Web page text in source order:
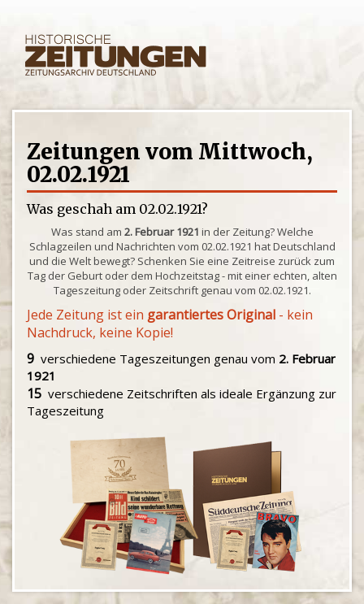
Zeitungen vom Mittwoch,
02.02.1921
Was geschah am 02.02.1921?
Was stand am 2. Februar 1921 in der Zeitung? Welche
Schlagzeilen und Nachrichten vom 02.02.1921 hat Deutschland
und die Welt bewegt? Schenken Sie eine Zeitreise zurück zum
Tag der Geburt oder dem Hochzeitstag - mit einer echten, alten
Tageszeitung oder Zeitschrift genau vom 02.02.1921.
Jede Zeitung ist ein garantiertes Original - kein
Nachdruck, keine Kopie!
9 verschiedene Tageszeitungen genau vom 2. Februar
1921
15 verschiedene Zeitschriften als ideale Ergänzung zur
Tageszeitung